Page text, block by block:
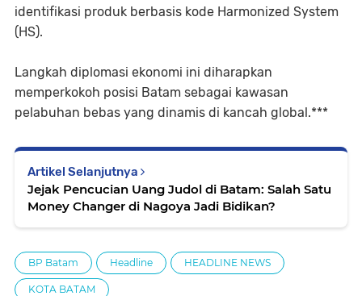
identifikasi produk berbasis kode Harmonized System
(HS).
Langkah diplomasi ekonomi ini diharapkan
memperkokoh posisi Batam sebagai kawasan
pelabuhan bebas yang dinamis di kancah global.***
Artikel Selanjutnya
Jejak Pencucian Uang Judol di Batam: Salah Satu
Money Changer di Nagoya Jadi Bidikan?
BP Batam Headline HEADLINE NEWS
KOTA BATAM